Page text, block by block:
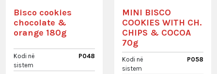
Bisco cookies
chocolate &
orange 180g
Kodi në
sistem
P048
MINI BISCO
COOKIES WITH CH.
CHIPS & COCOA
70g
Kodi në
sistem
P058